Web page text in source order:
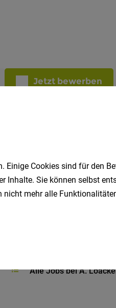
Jetzt bewerben
Alle Jobs bei A.
Cookies sind für den
Sie können selbst
mehr alle